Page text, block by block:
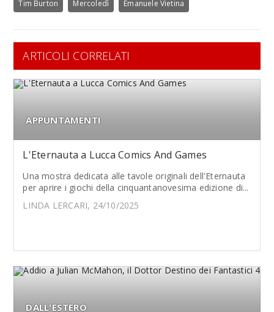
Tim Burton Mercoledì Emanuele Vietina
ARTICOLI CORRELATI
APPUNTAMENTI
L'Eternauta a Lucca Comics And Games
Una mostra dedicata alle tavole originali dell'Eternauta
per aprire i giochi della cinquantanovesima edizione di...
LINDA LERCARI, 24/10/2025
DALL'ESTERO